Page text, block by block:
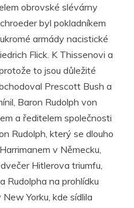
obrovské slévárny
byl pokladníkem
armády nacistické
Flick. K Thissenovi a
to jsou důležité
Prescott Bush a
Baron Rudolph von
a ředitelem společnosti
Rudolph, který se dlouho
v Německu,
Hitlerova triumfu,
Rudolpha na prohlídku
Yorku, kde sídlila